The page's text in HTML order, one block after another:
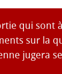
qui sont
sur la
jugera